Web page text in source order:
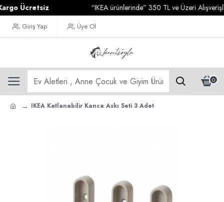
Ücretsiz “IKEA ürünlerinde” 350 TL ve Üzeri
Giriş Yap Üye Ol
0
IKEA Katlanabilir Kanca Askı Seti 3 Adet